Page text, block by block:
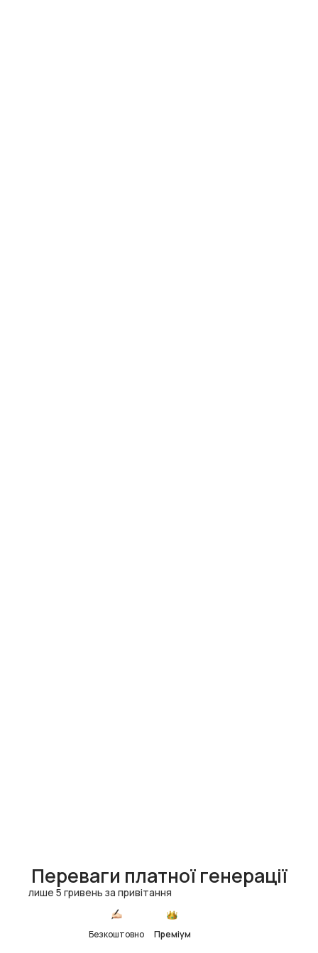
Переваги платної генерації
лише 5 гривень за привітання
Безкоштовно Преміум